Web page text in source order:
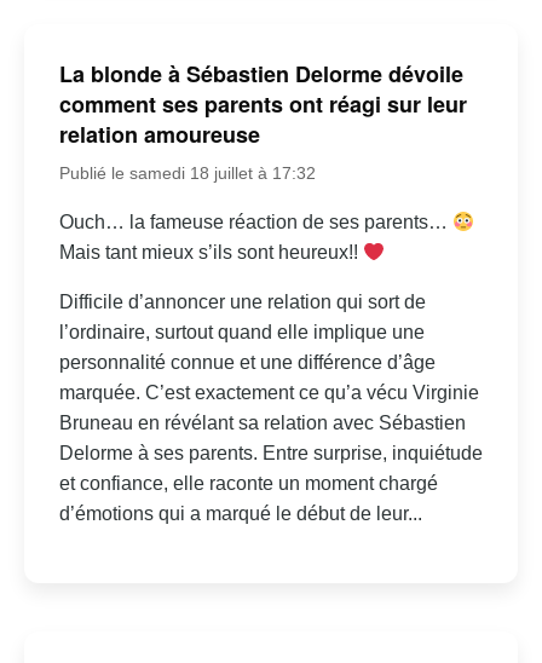
La blonde à Sébastien Delorme dévoile
comment ses parents ont réagi sur leur
relation amoureuse
Publié le samedi 18 juillet à 17:32
Ouch… la fameuse réaction de ses parents…
Mais tant mieux s’ils sont heureux!!
Difficile d’annoncer une relation qui sort de
l’ordinaire, surtout quand elle implique une
personnalité connue et une différence d’âge
marquée. C’est exactement ce qu’a vécu Virginie
Bruneau en révélant sa relation avec Sébastien
Delorme à ses parents. Entre surprise, inquiétude
et confiance, elle raconte un moment chargé
d’émotions qui a marqué le début de leur...